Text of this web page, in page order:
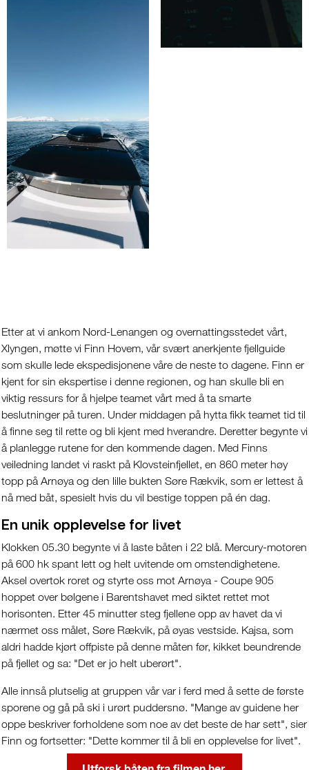
Etter at vi ankom Nord-Lenangen og overnattingsstedet vårt,
Xlyngen, møtte vi Finn Hovem, vår svært anerkjente fjellguide
som skulle lede ekspedisjonene våre de neste to dagene. Finn er
kjent for sin ekspertise i denne regionen, og han skulle bli en
viktig ressurs for å hjelpe teamet vårt med å ta smarte
beslutninger på turen. Under middagen på hytta fikk teamet tid til
å finne seg til rette og bli kjent med hverandre. Deretter begynte vi
å planlegge rutene for den kommende dagen. Med Finns
veiledning landet vi raskt på Klovsteinfjellet, en 860 meter høy
topp på Arnøya og den lille bukten Søre Rækvik, som er lettest å
nå med båt, spesielt hvis du vil bestige toppen på én dag.
En unik opplevelse for livet
Klokken 05.30 begynte vi å laste båten i 22 blå. Mercury-motoren
på 600 hk spant lett og helt uvitende om omstendighetene.
Aksel overtok roret og styrte oss mot Arnøya - Coupe 905
hoppet over bølgene i Barentshavet med siktet rettet mot
horisonten. Etter 45 minutter steg fjellene opp av havet da vi
nærmet oss målet, Søre Rækvik, på øyas vestside. Kajsa, som
aldri hadde kjørt offpiste på denne måten før, kikket beundrende
på fjellet og sa: "Det er jo helt uberørt".
Alle innså plutselig at gruppen vår var i ferd med å sette de første
sporene og gå på ski i urørt puddersnø. "Mange av guidene her
oppe beskriver forholdene som noe av det beste de har sett", sier
Finn og fortsetter: "Dette kommer til å bli en opplevelse for livet".